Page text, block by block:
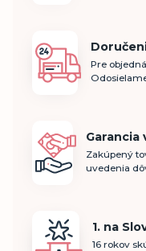
Pre
Garancia
Zakúpený
uvedenia
1. na
16 rokov